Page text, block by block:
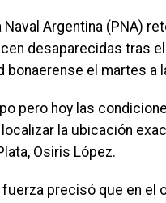
Argentina (PNA)
desaparecidas tras
el martes a
pero hoy las
la ubicación
Osiris López.
fuerza precisó que en